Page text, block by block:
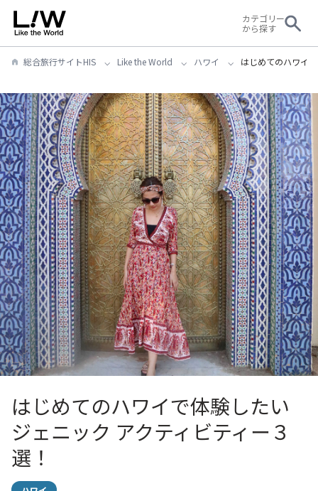
カテゴリー
から探す
総合旅行サイトHIS Like the World ハワイ はじめてのハワイ
はじめてのハワイで体験したい
ジェニック アクティビティー３
選！